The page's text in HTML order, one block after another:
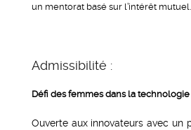
un mentorat basé sur l’intérêt mutuel.
Admissibilité :
Défi des femmes dans la technologie
Ouverte aux innovateurs avec un